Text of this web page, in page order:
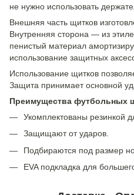
не нужно использовать
Внешняя часть щитков
Внутренняя сторона — из
пенистый материал
использование защитных
Использование щитков
Защита принимает основной
Преимущества футбольных
Укомплектованы резинкой
Защищают от ударов.
Подбираются под размер
EVA подкладка для